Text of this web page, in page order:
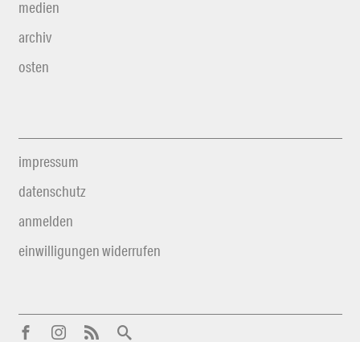
medien
archiv
osten
impressum
datenschutz
anmelden
einwilligungen widerrufen